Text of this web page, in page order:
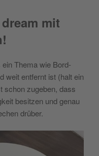
mit
Thema wie Bord-
weit entfernt ist (halt ein
zugeben, dass
besitzen und genau
drüber.